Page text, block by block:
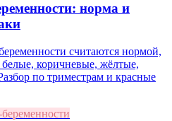
норма и
считаются нормой,
белые, коричневые, жёлтые,
по триместрам и красные